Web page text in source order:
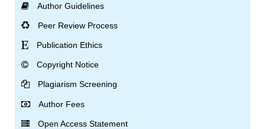
Author Guidelines
Peer Review Process
Publication Ethics
Copyright Notice
Plagiarism Screening
Author Fees
Open Access Statement